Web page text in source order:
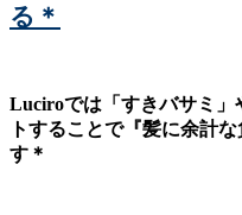
る＊
Luciroでは「すきバサミ」
トすることで『髪に余計
す＊